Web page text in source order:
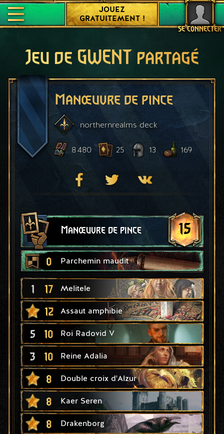
SE CONNECTER
JOUEZ
GRATUITEMENT !
Jeu de GWENT partagé
Manœuvre de pince
northernrealmsdeck
8 480 25 13 169
Manœuvre de pince 15
0 Parchemin maudit
1 17 Melitele
12 Assaut amphibie
5 10 Roi Radovid V
3 10 Reine Adalia
8 Double croix d'Alzur
8 Kaer Seren
8 Drakenborg